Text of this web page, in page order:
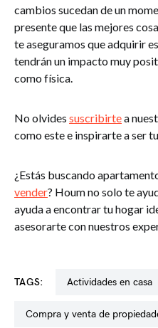
cambios sucedan de un
presente que las mejores
te aseguramos que adquirir
tendrán un impacto muy
como física.
No olvides suscribirtea
como este e inspirarte a ser
¿Estás buscando
vender? Houm no solo te
ayuda a encontrar tu hogar
asesorarte con nuestros
TAGS: actividades en casa
compra y venta de